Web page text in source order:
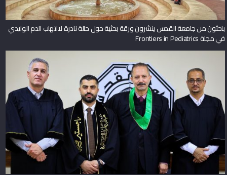
باحثون من جامعة القدس ينشرون ورقة بحثية حول حالة نادرة لالتهاب الدم الوليدي
في مجلة Frontiers in Pediatrics